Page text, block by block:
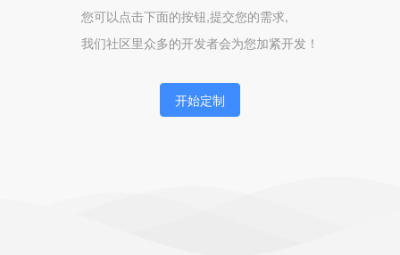
您可以点击下面的按钮,提交您的需求,
我们社区里众多的开发者会为您加紧开发！
开始定制